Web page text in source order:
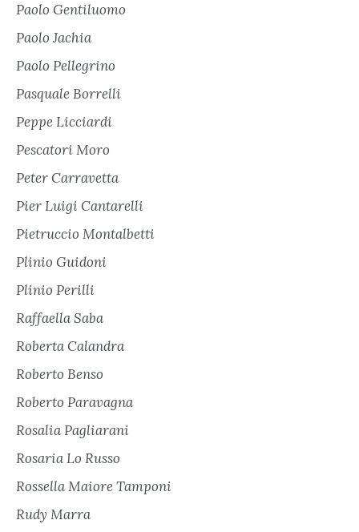
Paolo Gentiluomo
Paolo Jachia
Paolo Pellegrino
Pasquale Borrelli
Peppe Licciardi
Pescatori Moro
Peter Carravetta
Pier Luigi Cantarelli
Pietruccio Montalbetti
Plinio Guidoni
Plinio Perilli
Raffaella Saba
Roberta Calandra
Roberto Benso
Roberto Paravagna
Rosalia Pagliarani
Rosaria Lo Russo
Rossella Maiore Tamponi
Rudy Marra